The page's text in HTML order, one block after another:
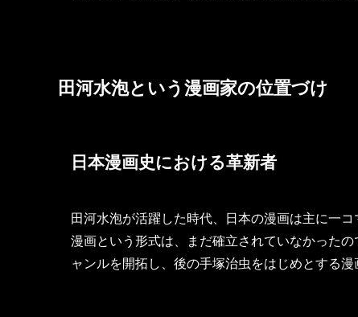
田河水泡という漫画家の位置づけ
日本漫画史における革新者
田河水泡が活躍した時代、日本の漫画は主に一
漫画という形式は、まだ確立されていなかった
ャンルを開拓し、後の手塚治虫をはじめとする